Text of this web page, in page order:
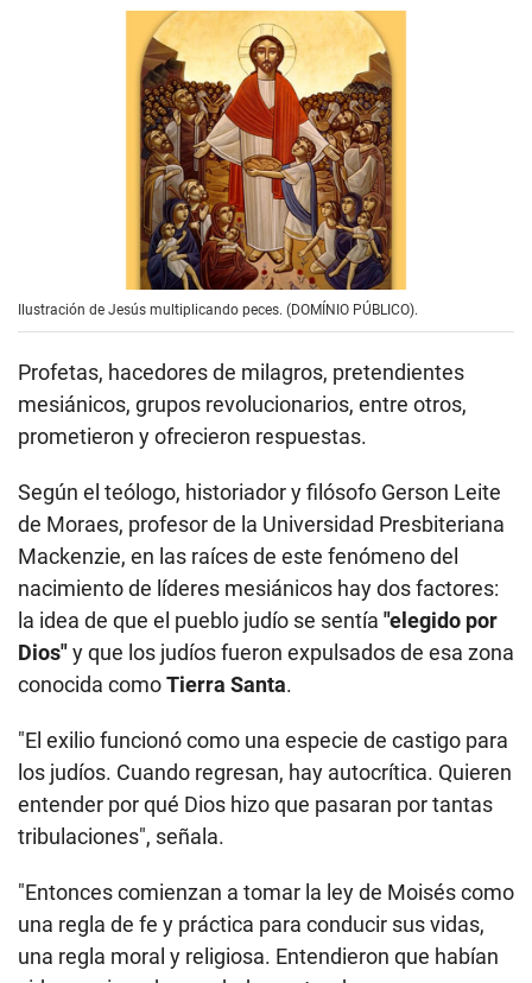
Ilustración de Jesús multiplicando peces. (DOMÍNIO PÚBLICO).
Profetas, hacedores de milagros, pretendientes
mesiánicos, grupos revolucionarios, entre otros,
prometieron y ofrecieron respuestas.
Según el teólogo, historiador y filósofo Gerson Leite
de Moraes, profesor de la Universidad Presbiteriana
Mackenzie, en las raíces de este fenómeno del
nacimiento de líderes mesiánicos hay dos factores:
la idea de que el pueblo judío se sentía "elegido por
Dios"y que los judíos fueron expulsados de esa zona
conocida comoTierra Santa.
"El exilio funcionó como una especie de castigo para
los judíos. Cuando regresan, hay autocrítica. Quieren
entender por qué Dios hizo que pasaran por tantas
tribulaciones", señala.
"Entonces comienzan a tomar la ley de Moisés como
una regla de fe y práctica para conducir sus vidas,
una regla moral y religiosa. Entendieron que habían